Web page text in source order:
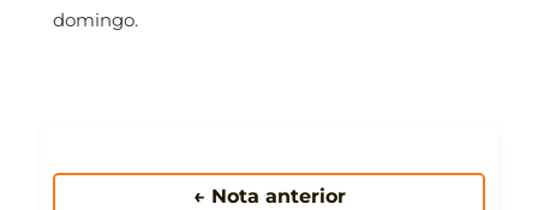
domingo.
← Nota anterior